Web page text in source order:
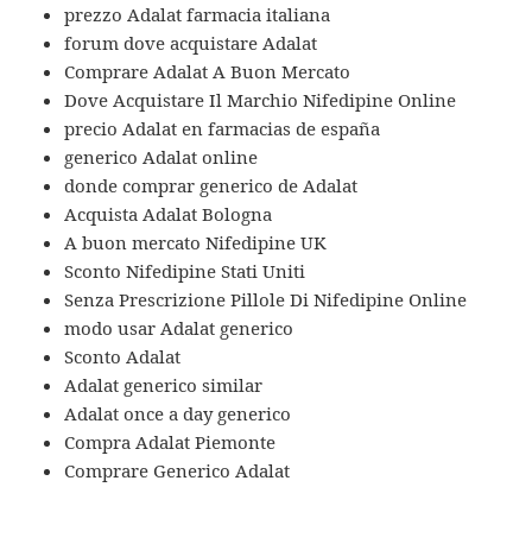
prezzo Adalat farmacia italiana
forum dove acquistare Adalat
Comprare Adalat A Buon Mercato
Dove Acquistare Il Marchio Nifedipine Online
precio Adalat en farmacias de españa
generico Adalat online
donde comprar generico de Adalat
Acquista Adalat Bologna
A buon mercato Nifedipine UK
Sconto Nifedipine Stati Uniti
Senza Prescrizione Pillole Di Nifedipine Online
modo usar Adalat generico
Sconto Adalat
Adalat generico similar
Adalat once a day generico
Compra Adalat Piemonte
Comprare Generico Adalat